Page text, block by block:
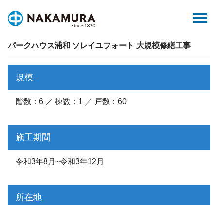
content
menu
パークハウス浦和 ソレイユフォート 大規模修繕工事
規模
階数：6 ／ 棟数：1 ／ 戸数：60
施工期間
令和3年8月~令和3年12月
所在地